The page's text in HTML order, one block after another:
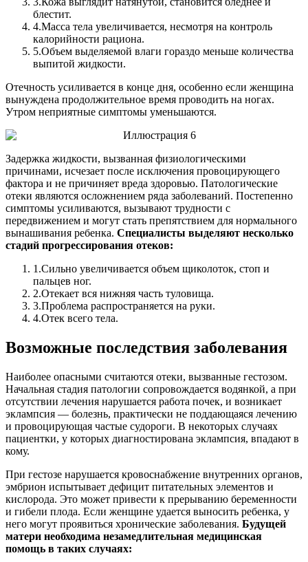
блестит.
4.Масса тела увеличивается, несмотря на контроль
калорийности рациона.
5.Объем выделяемой влаги гораздо меньше количества
выпитой жидкости.
Отечность усиливается в конце дня, особенно если женщина
вынуждена продолжительное время проводить на ногах.
Утром неприятные симптомы уменьшаются.
Задержка жидкости, вызванная физиологическими
причинами, исчезает после исключения провоцирующего
фактора и не причиняет вреда здоровью. Патологические
отеки являются осложнением ряда заболеваний. Постепенно
симптомы усиливаются, вызывают трудности с
передвижением и могут стать препятствием для нормального
вынашивания ребенка. Специалисты выделяют несколько
стадий прогрессирования отеков:
1.Сильно увеличивается объем щиколоток, стоп и
пальцев ног.
2.Отекает вся нижняя часть туловища.
3.Проблема распространяется на руки.
4.Отек всего тела.
Возможные последствия заболевания
Наиболее опасными считаются отеки, вызванные гестозом.
Начальная стадия патологии сопровождается водянкой, а при
отсутствии лечения нарушается работа почек, и возникает
эклампсия — болезнь, практически не поддающаяся лечению
и провоцирующая частые судороги. В некоторых случаях
пациентки, у которых диагностирована эклампсия, впадают в
кому.
При гестозе нарушается кровоснабжение внутренних органов,
эмбрион испытывает дефицит питательных элементов и
кислорода. Это может привести к прерыванию беременности
и гибели плода. Если женщине удается выносить ребенка, у
него могут проявиться хронические заболевания. Будущей
матери необходима незамедлительная медицинская
помощь в таких случаях: